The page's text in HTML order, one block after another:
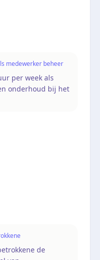
medewerker beheer
per week als
onderhoud bij het
de